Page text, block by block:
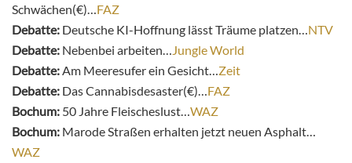
Schwächen(€)… FAZ
Debatte: Deutsche KI-Hoffnung lässt Träume platzen… NTV
Debatte: Nebenbei arbeiten…
Jungle World
Debatte: Am Meeresufer ein Gesicht… Zeit
Debatte: Das Cannabisdesaster(€)… FAZ
Bochum: 50 Jahre Fleischeslust… WAZ
Bochum: Marode Straßen erhalten jetzt neuen Asphalt…
WAZ